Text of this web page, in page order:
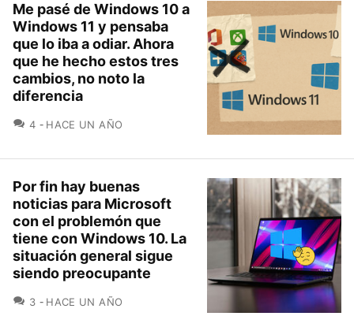
Me pasé de Windows 10 a
Windows 11 y pensaba
que lo iba a odiar. Ahora
que he hecho estos tres
cambios, no noto la
diferencia
4 COMENTARIOS
HACE UN AÑO
Por fin hay buenas
noticias para Microsoft
con el problemón que
tiene con Windows 10. La
situación general sigue
siendo preocupante
3 COMENTARIOS
HACE UN AÑO